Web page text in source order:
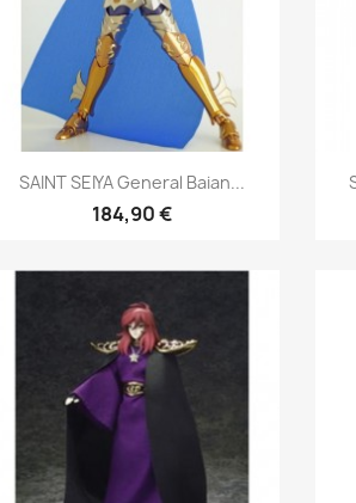
Aperçu rapide
SAINT SEIYA General Baian...
184,90 €